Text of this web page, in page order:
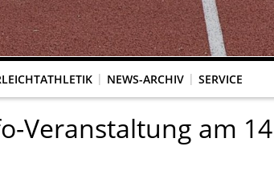
NEWS-ARCHIV SERVICE
Veranstaltung am